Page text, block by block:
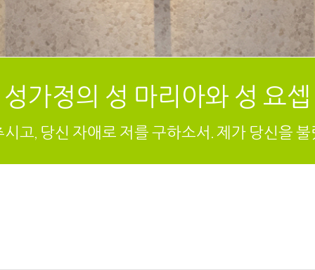
성가정의 성 마리아와 성 요셉
고, 당신 자애로 저를 구하소서. 제가 당신을